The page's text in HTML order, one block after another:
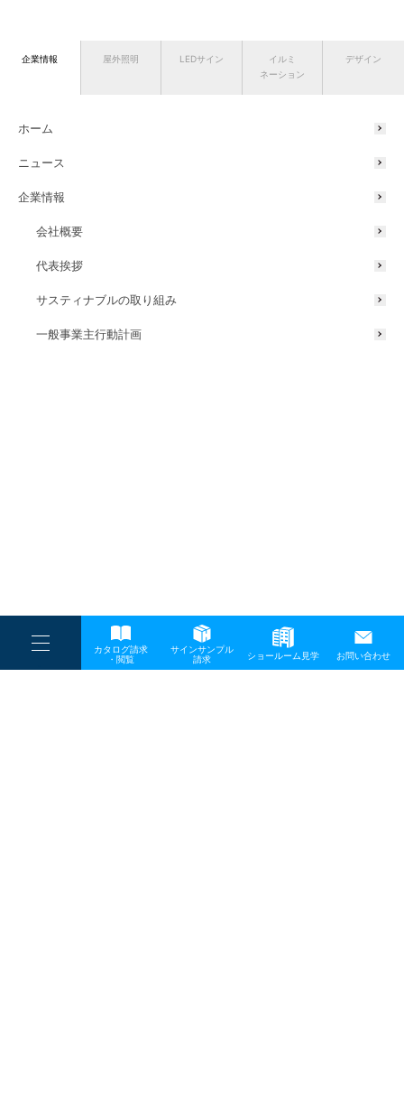
----
----
-
カタログ請求
・閲覧
サインサンプル
請求
ショールーム見学 お問い合わせ
企業情報 屋外照明 LEDサイン
イルミ
ネーション
デザイン
ホーム
ニュース
企業情報
会社概要
代表挨拶
サスティナブルの取り組み
一般事業主行動計画